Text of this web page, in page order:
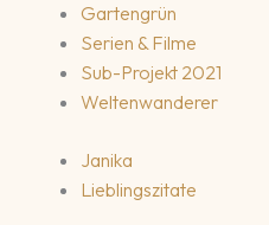
Gartengrün
Serien & Filme
Sub-Projekt 2021
Weltenwanderer
Janika
Lieblingszitate